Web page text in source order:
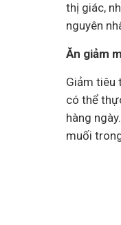
thị giác,
nguyên
Ăn giảm
Giảm tiêu
có thể
hàng
muối